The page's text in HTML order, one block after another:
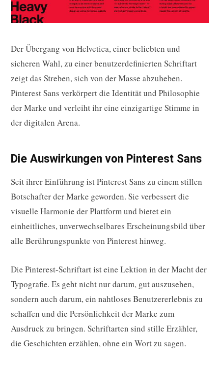
Der Übergang von Helvetica, einer beliebten und
sicheren Wahl, zu einer benutzerdefinierten Schriftart
zeigt das Streben, sich von der Masse abzuheben.
Pinterest Sans verkörpert die Identität und Philosophie
der Marke und verleiht ihr eine einzigartige Stimme in
der digitalen Arena.
Die Auswirkungen von Pinterest Sans
Seit ihrer Einführung ist Pinterest Sans zu einem stillen
Botschafter der Marke geworden. Sie verbessert die
visuelle Harmonie der Plattform und bietet ein
einheitliches, unverwechselbares Erscheinungsbild über
alle Berührungspunkte von Pinterest hinweg.
Die Pinterest-Schriftart ist eine Lektion in der Macht der
Typografie. Es geht nicht nur darum, gut auszusehen,
sondern auch darum, ein nahtloses Benutzererlebnis zu
schaffen und die Persönlichkeit der Marke zum
Ausdruck zu bringen. Schriftarten sind stille Erzähler,
die Geschichten erzählen, ohne ein Wort zu sagen.